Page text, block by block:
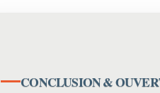
CONCLUSION &